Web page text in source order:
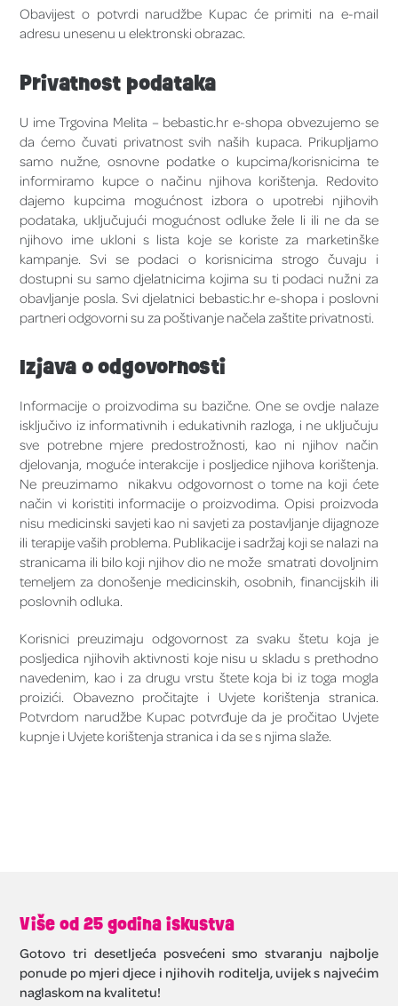
Obavijest o potvrdi narudžbe Kupac će primiti na e-mail
adresu unesenu u elektronski obrazac.
Privatnost podataka
U ime Trgovina Melita – bebastic.hr e-shopa obvezujemo se
da ćemo čuvati privatnost svih naših kupaca. Prikupljamo
samo nužne, osnovne podatke o kupcima/korisnicima te
informiramo kupce o načinu njihova korištenja. Redovito
dajemo kupcima mogućnost izbora o upotrebi njihovih
podataka, uključujući mogućnost odluke žele li ili ne da se
njihovo ime ukloni s lista koje se koriste za marketinške
kampanje. Svi se podaci o korisnicima strogo čuvaju i
dostupni su samo djelatnicima kojima su ti podaci nužni za
obavljanje posla. Svi djelatnici bebastic.hr e-shopa i poslovni
partneri odgovorni su za poštivanje načela zaštite privatnosti.
Izjava o odgovornosti
Informacije o proizvodima su bazične. One se ovdje nalaze
isključivo iz informativnih i edukativnih razloga, i ne uključuju
sve potrebne mjere predostrožnosti, kao ni njihov način
djelovanja, moguće interakcije i posljedice njihova korištenja.
Ne preuzimamo nikakvu odgovornost o tome na koji ćete
način vi koristiti informacije o proizvodima. Opisi proizvoda
nisu medicinski savjeti kao ni savjeti za postavljanje dijagnoze
ili terapije vaših problema. Publikacije i sadržaj koji se nalazi na
stranicama ili bilo koji njihov dio ne može smatrati dovoljnim
temeljem za donošenje medicinskih, osobnih, financijskih ili
poslovnih odluka.
Korisnici preuzimaju odgovornost za svaku štetu koja je
posljedica njihovih aktivnosti koje nisu u skladu s prethodno
navedenim, kao i za drugu vrstu štete koja bi iz toga mogla
proizići. Obavezno pročitajte i Uvjete korištenja stranica.
Potvrdom narudžbe Kupac potvrđuje da je pročitao Uvjete
kupnje i Uvjete korištenja stranica i da se s njima slaže.
Više od 25 godina iskustva
Gotovo tri desetljeća posvećeni smo stvaranju najbolje
ponude po mjeri djece i njihovih roditelja, uvijek s najvećim
naglaskom na kvalitetu!